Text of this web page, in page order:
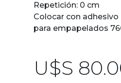
Repetición: 0 cm
Colocar con adhesivo
para empapelados
U$S